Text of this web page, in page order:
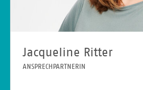
Jacqueline Ritter
ANSPRECHPARTNERIN